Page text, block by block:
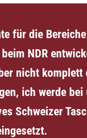
für die
NDR
nicht komplett
ich werde
Schweizer